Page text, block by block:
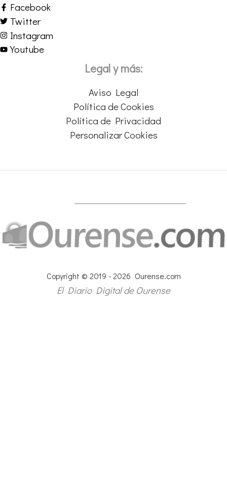
Facebook
Twitter
Instagram
Youtube
Legal y más:
Aviso Legal
Política de Cookies
Política de Privacidad
Personalizar Cookies
Copyright © 2019 - 2026 Ourense.com
El Diario Digital de Ourense